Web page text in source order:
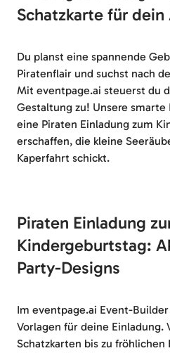
Schatzkarte für
Du planst eine spannende
Piratenflair und suchst nach
Mit eventpage.ai steuerst du
Gestaltung zu! Unsere
eine Piraten Einladung zum
erschaffen, die kleine
Kaperfahrt schickt.
Piraten Einladung
Kindergeburtstag:
Party-Designs
Im eventpage.ai Event-
Vorlagen für deine Einladung.
Schatzkarten bis zu